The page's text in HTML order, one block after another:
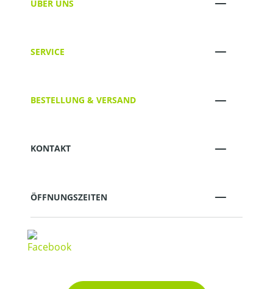
ÜBER UNS
SERVICE
BESTELLUNG & VERSAND
KONTAKT
ÖFFNUNGSZEITEN